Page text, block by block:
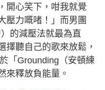
開心笑下，咁我就覺
壓力嘅啫！」而男團
的減壓法就最為直
擇聽自己的歌來放鬆，
「Grounding（安頓練
來釋放負能量。